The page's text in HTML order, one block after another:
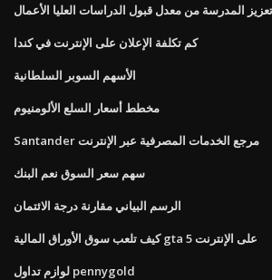
تعزيز المدرسة من معدل قبول الدراسات العليا الأعمال
كم تكلفة الإعلان على الإنترنت في كندا
الأسهم السوبر السلطانية
مخطط أسعار السلع الألومنيوم
Santander مرجع الخدمات المصرفية عبر الإنترنت
سهم سعر السوق نعم البنك
الرسم البياني مقارنة درجة الائتمان
كيف تلعب سوق الأوراق المالية gta 5 على الإنترنت
لوازم تداول pennygold